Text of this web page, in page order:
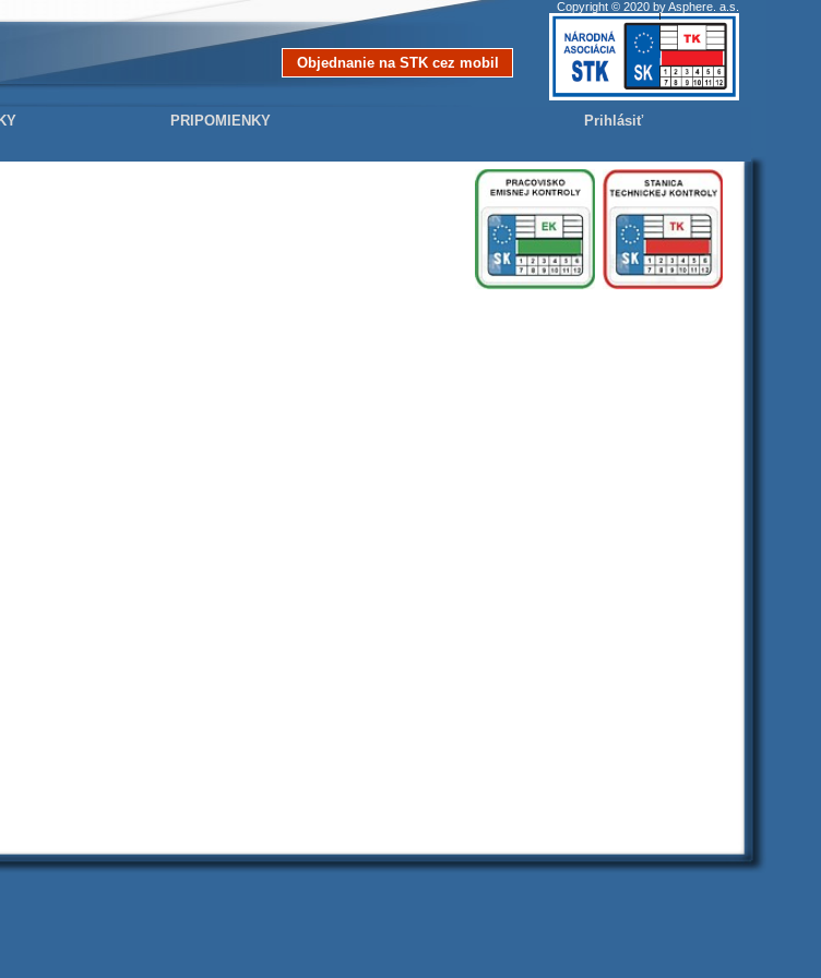
PRIPOMIENKY
Prihlásiť
Copyright © 2020 by Asphere. a.s.
Objednanie na STK cez mobil